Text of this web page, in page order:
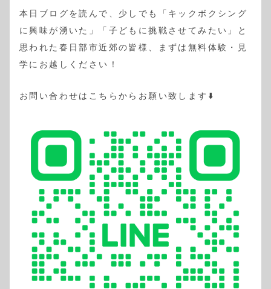
本日ブログを読んで、少しでも「キックボクシング
に興味が湧いた」「子どもに挑戦させてみたい」と
思われた春日部市近郊の皆様、まずは無料体験・見
学にお越しください！
お問い合わせはこちらからお願い致します⬇️